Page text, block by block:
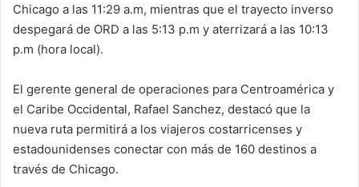
Chicago a las 11:29 a.m, mientras que el trayecto inverso
despegará de ORD a las 5:13 p.m y aterrizará a las 10:13
p.m (hora local).
El gerente general de operaciones para Centroamérica y
el Caribe Occidental, Rafael Sanchez, destacó que la
nueva ruta permitirá a los viajeros costarricenses y
estadounidenses conectar con más de 160 destinos a
través de Chicago.